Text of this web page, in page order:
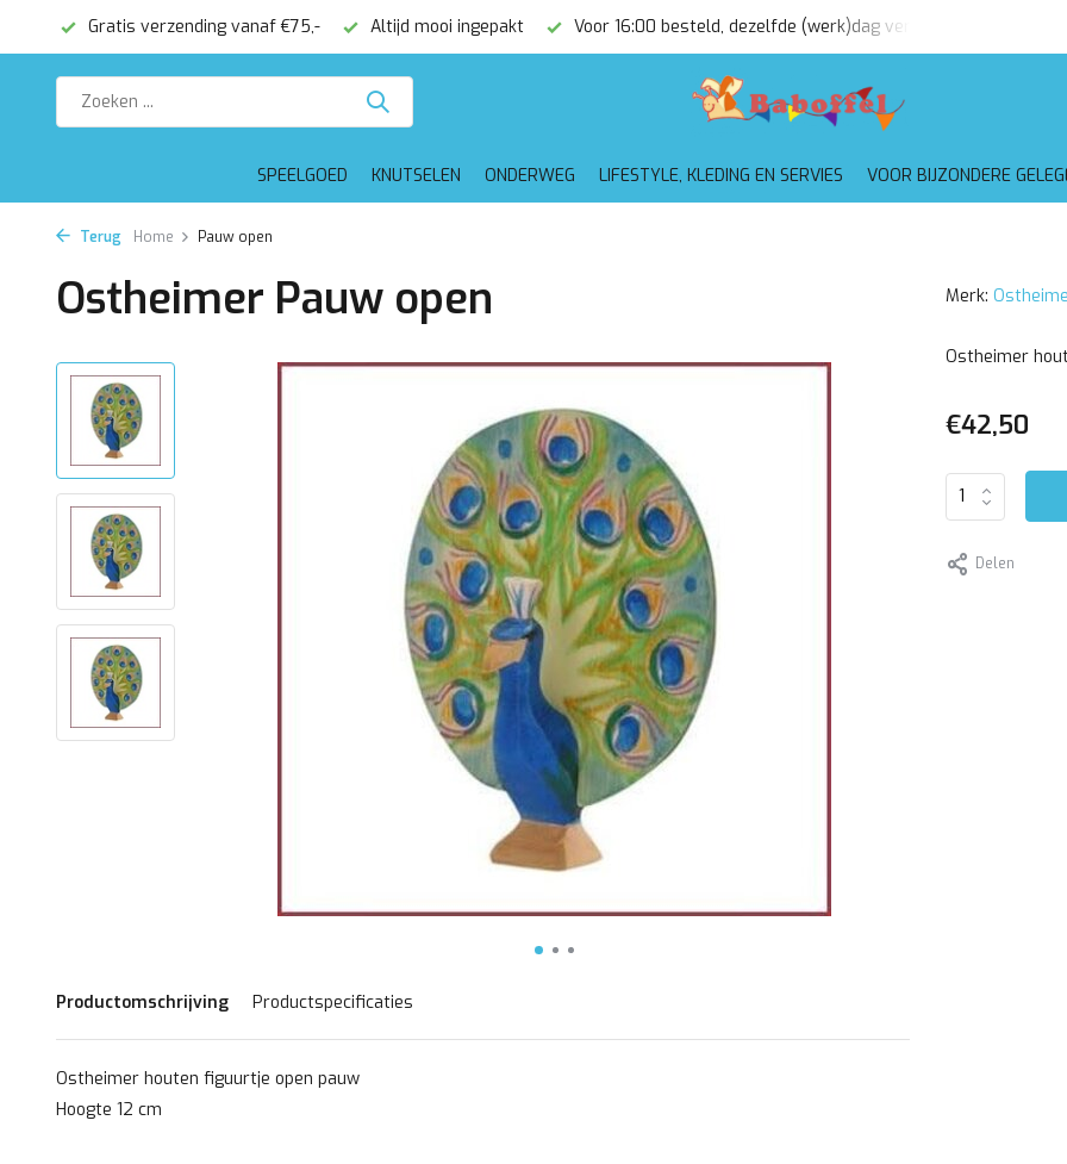
Gratis verzending vanaf €75,- Altijd mooi ingepakt Voor 16:00 besteld, dezelfde (werk)dag verzonden
SPEELGOED KNUTSELEN ONDERWEG LIFESTYLE, KLEDING EN SERVIES VOOR BIJZONDERE
Terug Home Pauw open
Ostheimer Pauw open
Productomschrijving Productspecificaties
Ostheimer houten figuurtje open pauw
Hoogte 12 cm
Merk:
Ostheimer
€42,50
Delen